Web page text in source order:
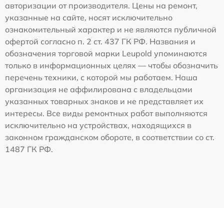
авторизации от производителя. Цены на ремонт,
указанные на сайте, носят исключительно
ознакомительный характер и не являются публичной
офертой согласно п. 2 ст. 437 ГК РФ. Названия и
обозначения торговой марки Leupold упоминаются
только в информационных целях — чтобы обозначить
перечень техники, с которой мы работаем. Наша
организация не аффилирована с владельцами
указанных товарных знаков и не представляет их
интересы. Все виды ремонтных работ выполняются
исключительно на устройствах, находящихся в
законном гражданском обороте, в соответствии со ст.
1487 ГК РФ.